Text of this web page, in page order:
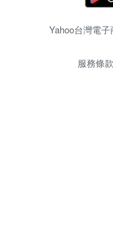
Yahoo台灣電
服務條款